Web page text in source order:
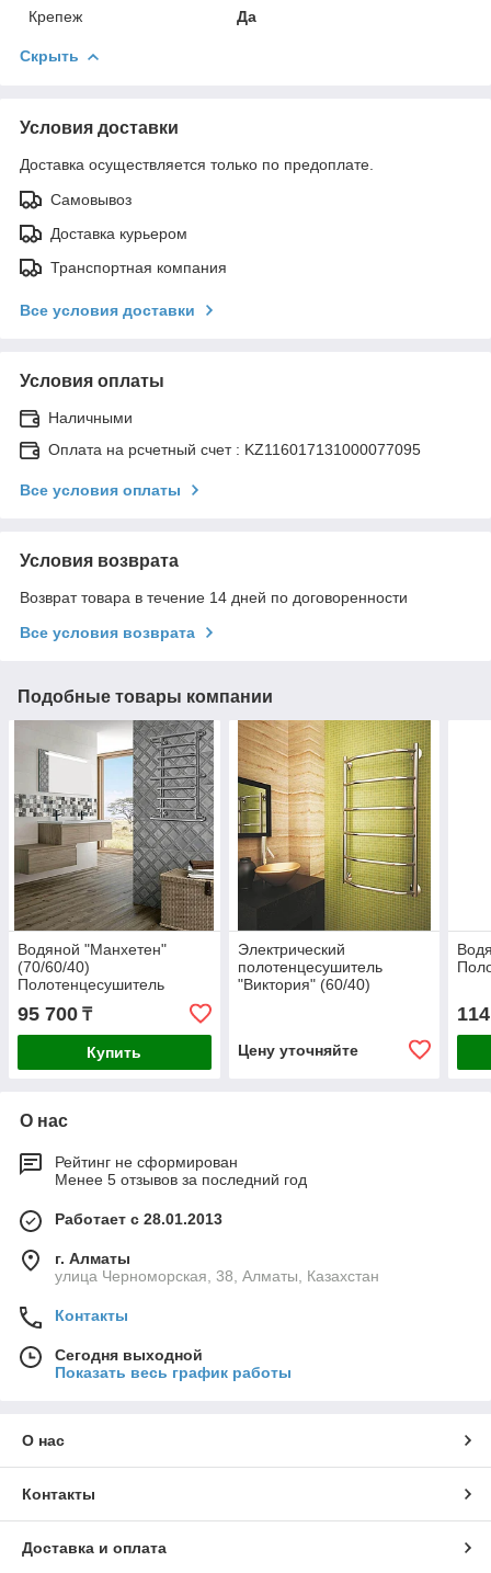
Крепеж
Да
Скрыть
Условия доставки
Доставка осуществляется только по предоплате.
Самовывоз
Доставка курьером
Транспортная компания
Все условия доставки
Условия оплаты
Наличными
Оплата на рсчетный счет : KZ116017131000077095
Все условия оплаты
Условия возврата
Возврат товара в течение 14 дней по договоренности
Все условия возврата
Подобные товары компании
Водяной "Манхетен"
(70/60/40)
Полотенцесушитель
95 700 ₸
Купить
Электрический
полотенцесушитель
"Виктория" (60/40)
Цену уточняйте
О нас
Рейтинг не сформирован
Менее 5 отзывов за последний год
Работает с 28.01.2013
г. Алматы
улица Черноморская, 38, Алматы, Казахстан
Контакты
Сегодня выходной
Показать весь график работы
О нас
Контакты
Доставка и оплата